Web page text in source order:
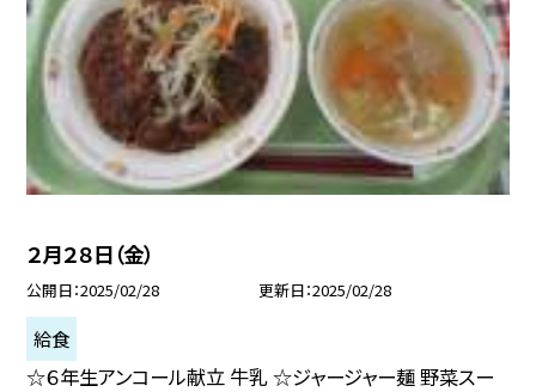
２月２８日（金）
公開日 2025/02/28 更新日 2025/02/28
給食
☆６年生アンコール献立 牛乳 ☆ジャージャー麺 野菜スー